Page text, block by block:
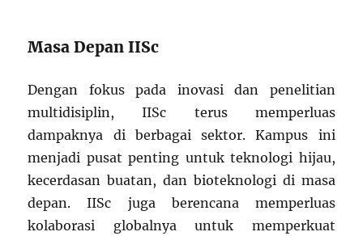
Masa Depan IISc
Dengan fokus pada inovasi dan penelitian
multidisiplin, IISc terus memperluas
dampaknya di berbagai sektor. Kampus ini
menjadi pusat penting untuk teknologi hijau,
kecerdasan buatan, dan bioteknologi di masa
depan. IISc juga berencana memperluas
kolaborasi globalnya untuk memperkuat